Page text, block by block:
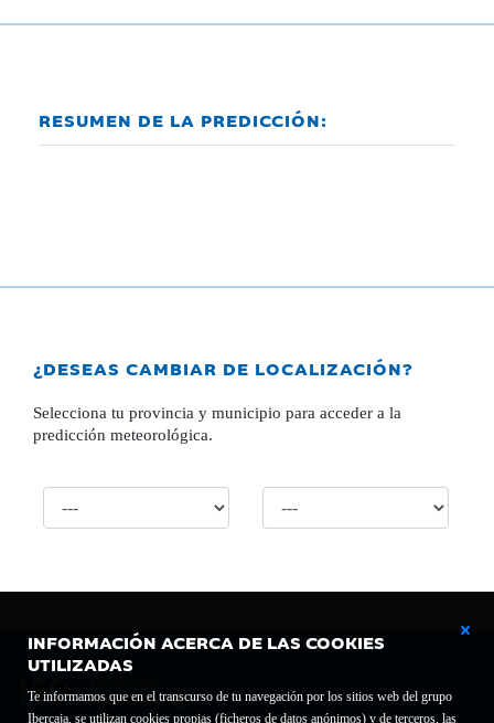
INFORMACIÓN ACERCA DE LAS COOKIES
UTILIZADAS
Te informamos que en el transcurso de tu navegación por los sitios web del grupo
Ibercaja, se utilizan cookies propias (ficheros de datos anónimos) y de terceros, las
RESUMEN DE LA PREDICCIÓN:
¿DESEAS CAMBIAR DE LOCALIZACIÓN?
Selecciona tu provincia y municipio para acceder a la
predicción meteorológica.